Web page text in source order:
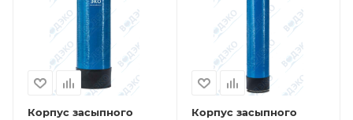
Корпус засыпного
Корпус засыпного